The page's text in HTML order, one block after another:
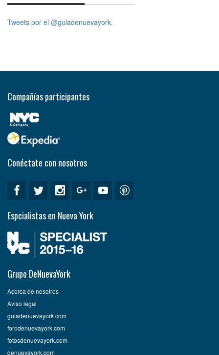
Tweets por el @guiadenuevayork.
Compañías participantes
Conéctate con nosotros
Espcialistas en Nueva York
Grupo DeNuevaYork
Acerca de nosotros
Aviso legal
guiadenuevayork.com
forodenuevayork.com
fotosdenuevayork.com
denuevayork.com